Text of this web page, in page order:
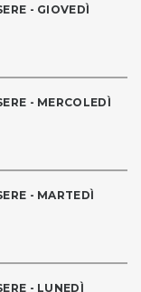
- GIOVEDÌ
- MERCOLEDÌ
- MARTEDÌ
- LUNEDÌ